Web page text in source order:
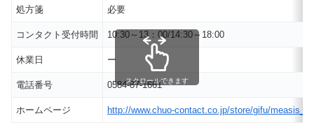
処方箋 必要
コンタクト受付時間 10:30～13：00/14:30～18:00
休業日 ー
電話番号 0584-87-1661
ホームページ http://www.chuo-contact.co.jp/store/gifu/
スクロールできます